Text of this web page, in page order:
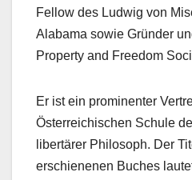
Fellow des Ludwig von
Alabama sowie Gründer
Property and Freedom
Er ist ein prominenter
Österreichischen Schule
libertärer Philosoph. Der
erschienenen Buches